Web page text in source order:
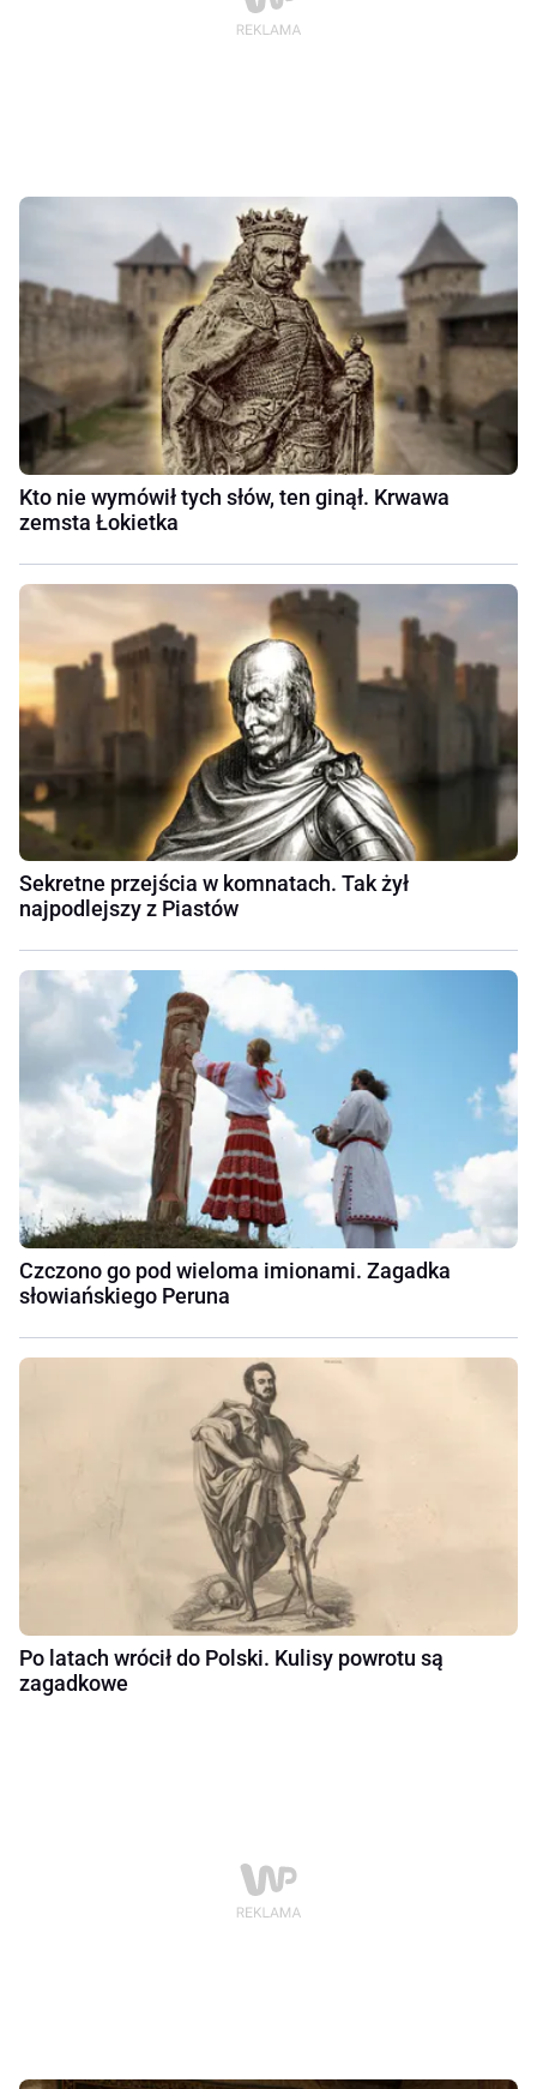
Kto nie wymówił tych słów, ten ginął. Krwawa
zemsta Łokietka
Sekretne przejścia w komnatach. Tak żył
najpodlejszy z Piastów
Czczono go pod wieloma imionami. Zagadka
słowiańskiego Peruna
Po latach wrócił do Polski. Kulisy powrotu są
zagadkowe